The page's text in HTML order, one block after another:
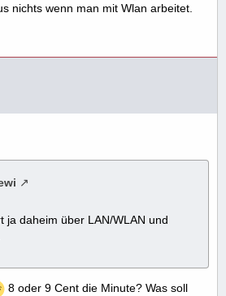
nichts wenn man mit Wlan arbeitet.
ja daheim über LAN/WLAN und
8 oder 9 Cent die Minute? Was soll